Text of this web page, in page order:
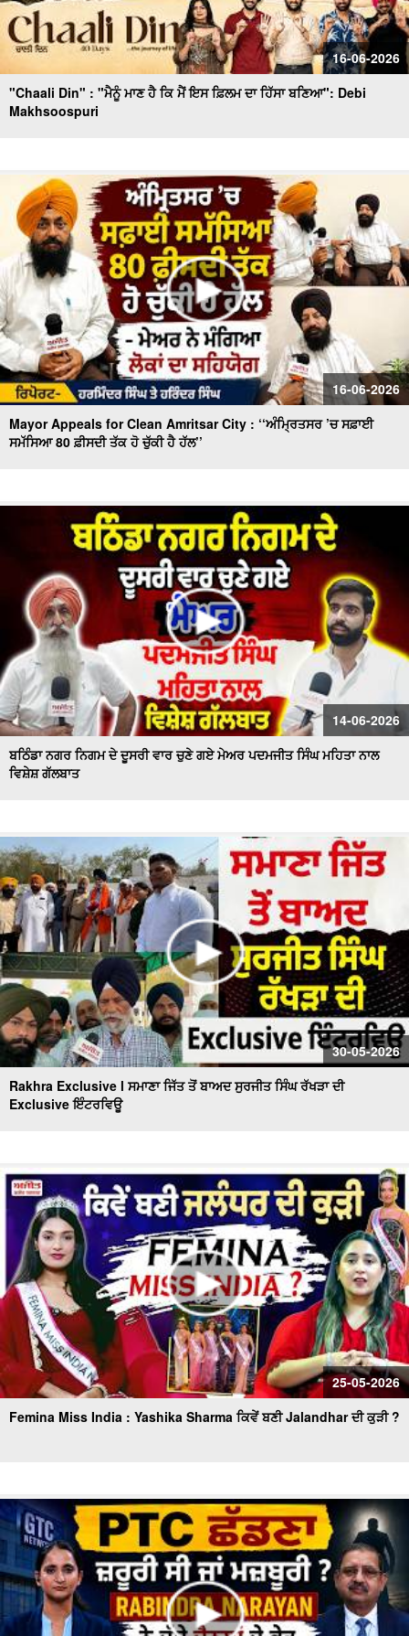
16-06-2026
"Chaali Din" : "ਮੈਨੂੰ ਮਾਣ ਹੈ ਕਿ ਮੈਂ ਇਸ ਫ਼ਿਲਮ ਦਾ ਹਿੱਸਾ ਬਣਿਆ": Debi
Makhsoospuri
16-06-2026
Mayor Appeals for Clean Amritsar City : ‘‘ਅੰਮ੍ਰਿਤਸਰ ’ਚ ਸਫ਼ਾਈ
ਸਮੱਸਿਆ 80 ਫ਼ੀਸਦੀ ਤੱਕ ਹੋ ਚੁੱਕੀ ਹੈ ਹੱਲ’’
14-06-2026
ਬਠਿੰਡਾ ਨਗਰ ਨਿਗਮ ਦੇ ਦੂਸਰੀ ਵਾਰ ਚੁਣੇ ਗਏ ਮੇਅਰ ਪਦਮਜੀਤ ਸਿੰਘ ਮਹਿਤਾ ਨਾਲ
ਵਿਸ਼ੇਸ਼ ਗੱਲਬਾਤ
30-05-2026
Rakhra Exclusive l ਸਮਾਣਾ ਜਿੱਤ ਤੋਂ ਬਾਅਦ ਸੁਰਜੀਤ ਸਿੰਘ ਰੱਖੜਾ ਦੀ
Exclusive ਇੰਟਰਵਿਊ
25-05-2026
Femina Miss India : Yashika Sharma ਕਿਵੇਂ ਬਣੀ Jalandhar ਦੀ ਕੁੜੀ ?